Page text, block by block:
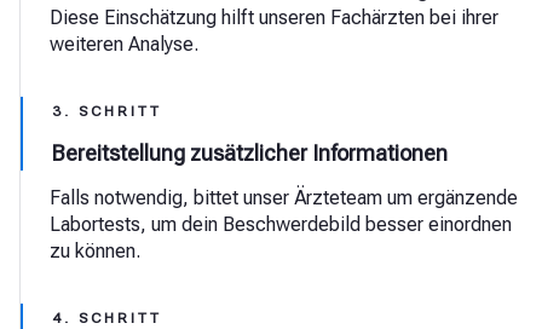
Diese Einschätzung hilft unseren Fachärzten bei ihrer
weiteren Analyse.
3. SCHRITT
Bereitstellung zusätzlicher Informationen
Falls notwendig, bittet unser Ärzteteam um ergänzende
Labortests, um dein Beschwerdebild besser einordnen
zu können.
4. SCHRITT